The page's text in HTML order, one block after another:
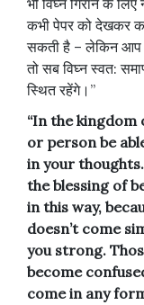
भी विघ्न गिराने के
कभी पेपर को देखकर
सकती है – लेकिन आप
तो सब विघ्न स्वत:
स्थित रहेंगे।”
“In the kingdom
or person be
in your
the blessing of
in this way,
doesn’t come
you strong.
become
come in any